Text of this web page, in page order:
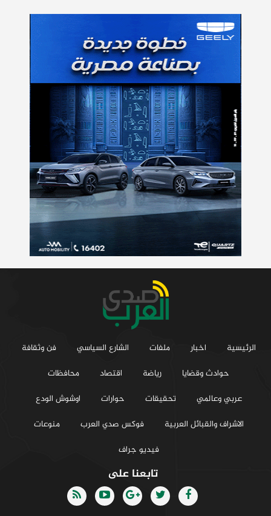
الرئيسية اخبار ملفات الشارع السياسي
فن وثقافة
حوادث وقضايا
رياضة اقتصاد
محافظات
عربي وعالمي
تحقيقات حوارات
اوشوش الودع
الاشراف والقبائل العربية
فوكس صدي العرب
منوعات
فيديو جراف
تابعنا على